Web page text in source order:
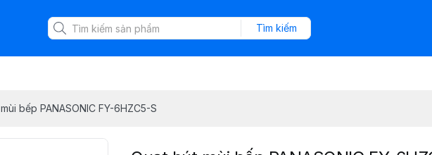
Tìm kiếm
bếp PANASONIC FY-6HZC5-S